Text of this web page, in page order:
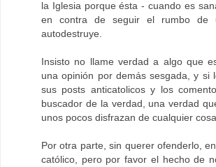
la Iglesia porque ésta - cuando es
en contra de seguir el rumbo de
autodestruye.
Insisto no llame verdad a algo que
una opinión por demás sesgada, y si
sus posts anticatolicos y los
buscador de la verdad, una verdad
unos pocos disfrazan de cualquier
Por otra parte, sin querer ofenderlo,
católico, pero por favor el hecho de